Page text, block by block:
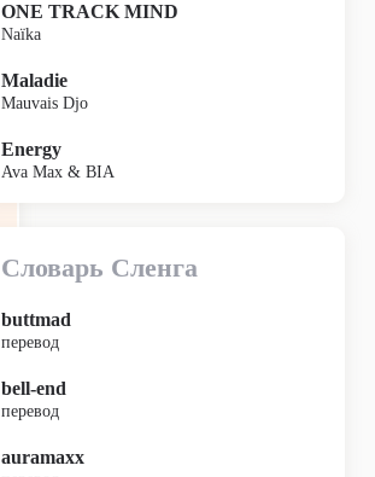
ONE TRACK MIND
Naïka
Maladie
Mauvais Djo
Energy
Ava Max & BIA
Словарь Сленга
buttmad
перевод
bell-end
перевод
auramaxx